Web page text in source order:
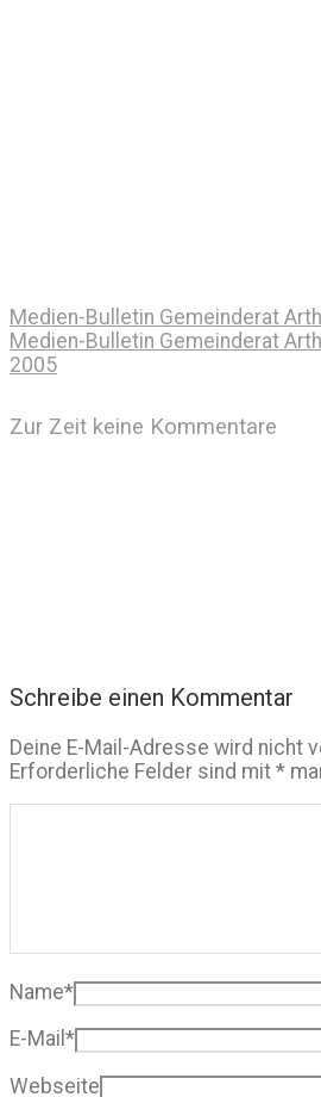
Medien-Bulletin Gemeinderat
Medien-Bulletin Gemeinderat
2005
Zur Zeit keine Kommentare
Schreibe einen Kommentar
Deine E-Mail-Adresse wird nicht
Erforderliche Felder sind mit *
Name*
E-Mail *
Webseite